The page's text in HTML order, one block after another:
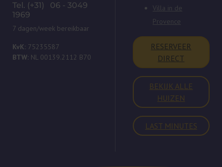
Tel. (+31) 06 - 3049
1969
7 dagen/week bereikbaar
KvK: 75235587
BTW: NL 00139.2112 B70
Villa in de
Provence
RESERVEER
DIRECT
BEKIJK ALLE
HUIZEN
LAST MINUTES